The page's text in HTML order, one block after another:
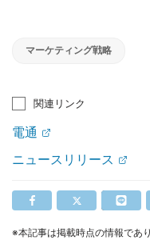
マーケティング戦略
関連リンク
電通
ニュースリリース
※本記事は掲載時点の情報であ